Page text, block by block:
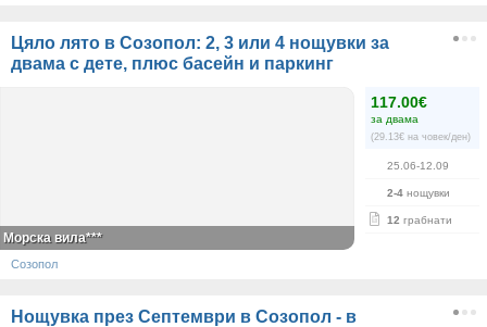
Цяло лято в Созопол: 2, 3 или 4 нощувки за
двама с дете, плюс басейн и паркинг
117.00€
за двама
(29.13€ на човек/ден)
25.06-12.09
2-4 нощувки
12 грабнати
Морска вила***
Созопол
Нощувка през Септември в Созопол - в